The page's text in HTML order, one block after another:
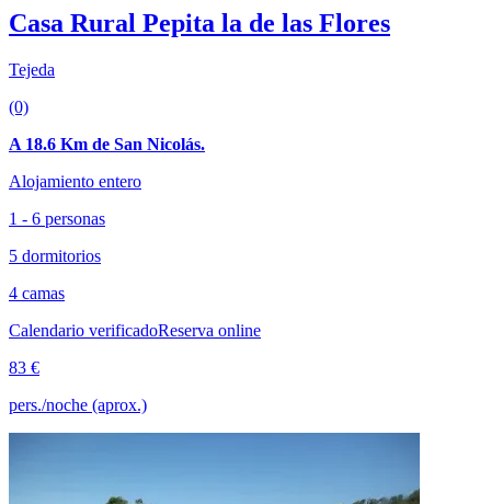
Casa Rural Pepita la de las Flores
Tejeda
(0)
A 18.6 Km de San Nicolás.
Alojamiento entero
1 - 6 personas
5 dormitorios
4 camas
Calendario verificadoReserva online
83 €
pers./noche (aprox.)